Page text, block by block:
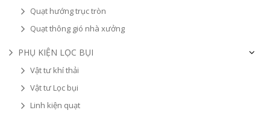
Quạt hướng trục tròn
Quạt thông gió nhà xưởng
PHỤ KIỆN LỌC BỤI
Vật tư khí thải
Vật tư Lọc bụi
Linh kiện quạt